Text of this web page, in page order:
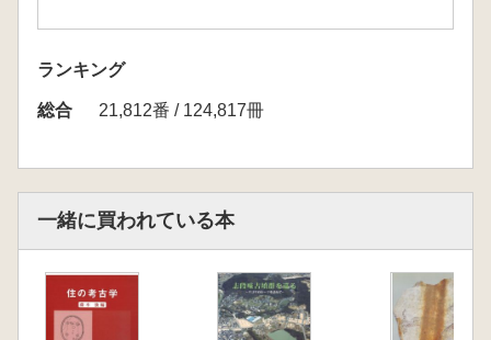
ランキング
総合 21,812番 / 124,817冊
一緒に買われている本